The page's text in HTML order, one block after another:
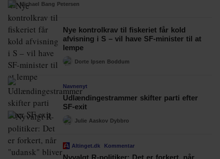
Michael Bang Petersen
Nye kontrolkrav til fiskeriet får kold
afvisning i S – vil have SF-minister til at
lempe
Dorte Ipsen Boddum
Navnenyt
Udlændingestrammer skifter parti efter
SF-exit
Julie Aaskov Dybbro
Altinget.dk Kommentar
Nyvalgt R-politiker: Det er forkert, når